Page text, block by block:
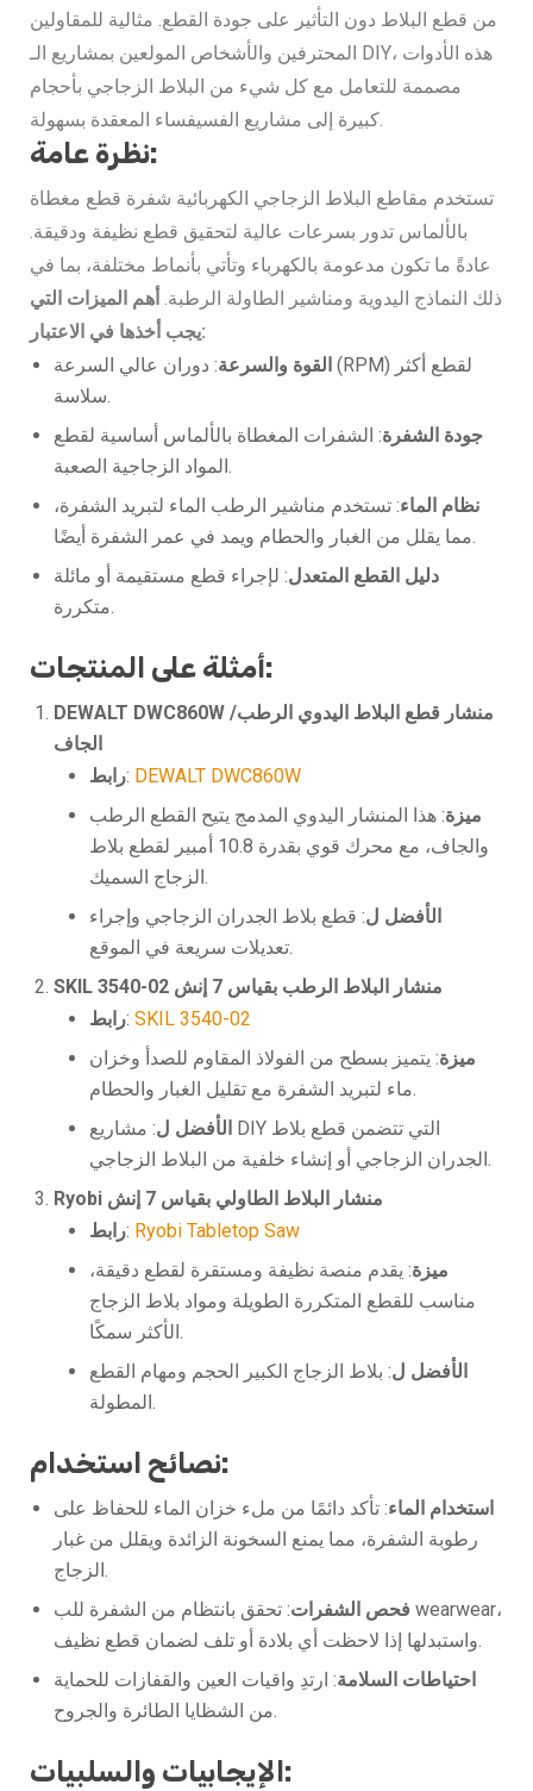
من قطع البلاط دون التأثير على جودة القطع. مثالية للمقاولين
المحترفين والأشخاص المولعين بمشاريع الـ DIY، هذه الأدوات
مصممة للتعامل مع كل شيء من البلاط الزجاجي بأحجام
كبيرة إلى مشاريع الفسيفساء المعقدة بسهولة.
نظرة عامة:
تستخدم مقاطع البلاط الزجاجي الكهربائية شفرة قطع مغطاة
بالألماس تدور بسرعات عالية لتحقيق قطع نظيفة ودقيقة.
عادةً ما تكون مدعومة بالكهرباء وتأتي بأنماط مختلفة، بما في
ذلك النماذج اليدوية ومناشير الطاولة الرطبة. أهم الميزات التي
يجب أخذها في الاعتبار:
القوة والسرعة: دوران عالي السرعة (RPM) لقطع أكثر
سلاسة.
جودة الشفرة: الشفرات المغطاة بالألماس أساسية لقطع
المواد الزجاجية الصعبة.
نظام الماء: تستخدم مناشير الرطب الماء لتبريد الشفرة،
مما يقلل من الغبار والحطام ويمد في عمر الشفرة أيضًا.
دليل القطع المتعدل: لإجراء قطع مستقيمة أو مائلة
متكررة.
أمثلة على المنتجات:
DEWALT DWC860W منشار قطع البلاط اليدوي الرطب/
الجاف
رابط: DEWALT DWC860W
ميزة: هذا المنشار اليدوي المدمج يتيح القطع الرطب
والجاف، مع محرك قوي بقدرة 10.8 أمبير لقطع بلاط
الزجاج السميك.
الأفضل ل: قطع بلاط الجدران الزجاجي وإجراء
تعديلات سريعة في الموقع.
SKIL 3540-02 منشار البلاط الرطب بقياس 7 إنش
رابط: SKIL 3540-02
ميزة: يتميز بسطح من الفولاذ المقاوم للصدأ وخزان
ماء لتبريد الشفرة مع تقليل الغبار والحطام.
الأفضل ل: مشاريع DIY التي تتضمن قطع بلاط
الجدران الزجاجي أو إنشاء خلفية من البلاط الزجاجي.
Ryobi منشار البلاط الطاولي بقياس 7 إنش
رابط: Ryobi Tabletop Saw
ميزة: يقدم منصة نظيفة ومستقرة لقطع دقيقة،
مناسب للقطع المتكررة الطويلة ومواد بلاط الزجاج
الأكثر سمكًا.
الأفضل ل: بلاط الزجاج الكبير الحجم ومهام القطع
المطولة.
نصائح استخدام:
استخدام الماء: تأكد دائمًا من ملء خزان الماء للحفاظ على
رطوبة الشفرة، مما يمنع السخونة الزائدة ويقلل من غبار
الزجاج.
فحص الشفرات: تحقق بانتظام من الشفرة للب wearwear،
واستبدلها إذا لاحظت أي بلادة أو تلف لضمان قطع نظيف.
احتياطات السلامة: ارتدِ واقيات العين والقفازات للحماية
من الشظايا الطائرة والجروح.
الإيجابيات والسلبيات: